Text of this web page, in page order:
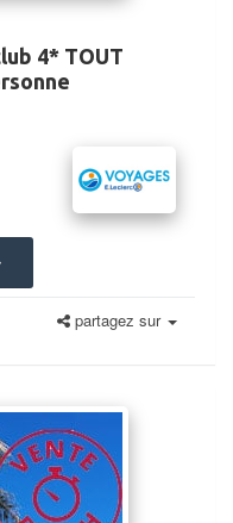
4* TOUT
partagez sur